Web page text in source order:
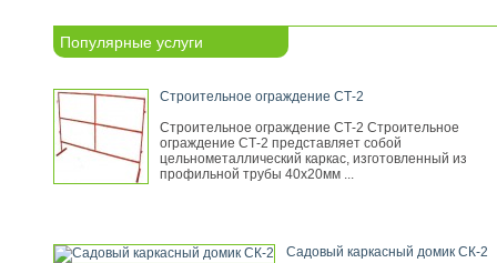
Популярные услуги
Строительное ограждение СТ-2
Строительное ограждение СТ-2 Строительное
ограждение СТ-2 представляет собой
цельнометаллический каркас, изготовленный из
профильной трубы 40х20мм ...
Садовый каркасный домик СК-2